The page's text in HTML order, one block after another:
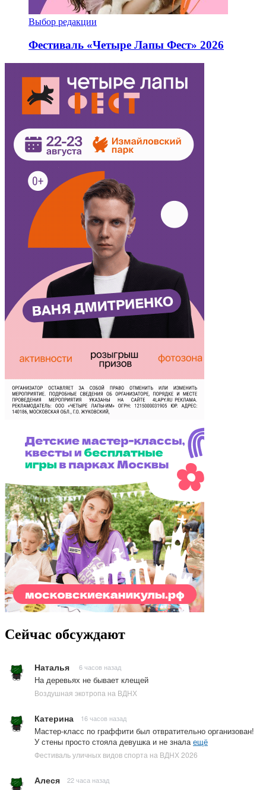
Выбор редакции
Фестиваль «Четыре Лапы Фест» 2026
Сейчас обсуждают
Наталья 6 часов назад
На деревьях не бывает клещей
Воздушная экотропа на ВДНХ
Катерина 16 часов назад
Мастер-класс по граффити был отвратительно организован!
У стены просто стояла девушка и не знала ещё
Фестиваль уличных видов спорта на ВДНХ 2026
Алеся 22 часа назад